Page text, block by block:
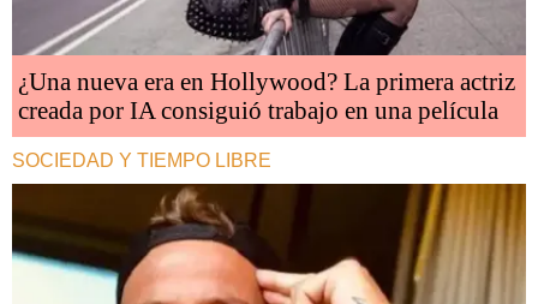
¿Una nueva era en Hollywood? La primera actriz
creada por IA consiguió trabajo en una película
SOCIEDAD Y TIEMPO LIBRE